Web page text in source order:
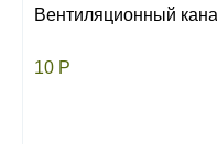
Вентиляционный
10 Р